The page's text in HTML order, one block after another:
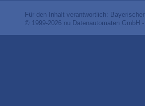
Für den Inhalt verantwortlich:
© 1999-2026 nu Datenautomaten GmbH